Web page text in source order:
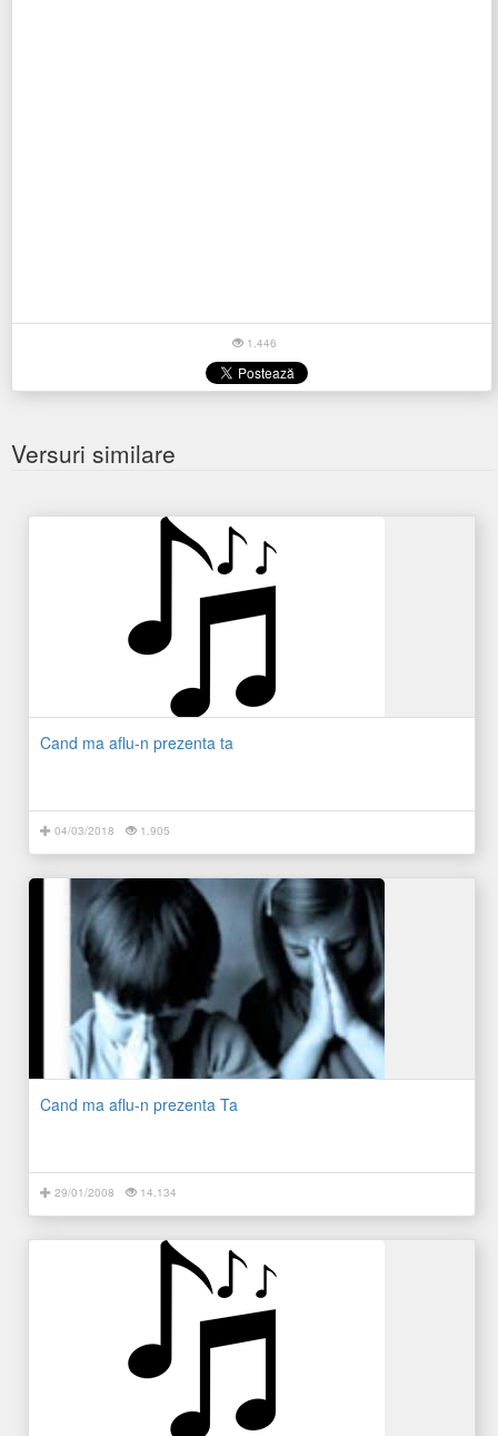
1.446
Versuri similare
Cand ma aflu-n prezenta ta
04/03/2018 1.905
Cand ma aflu-n prezenta Ta
29/01/2008 14.134